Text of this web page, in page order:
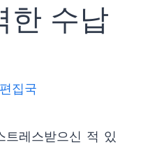
한 수납
편집국
트레스받으신 적 있